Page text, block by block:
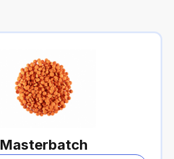
Masterbatch